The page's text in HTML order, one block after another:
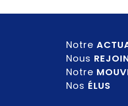
Notre
Nous
Notre
Nos ÉLUS